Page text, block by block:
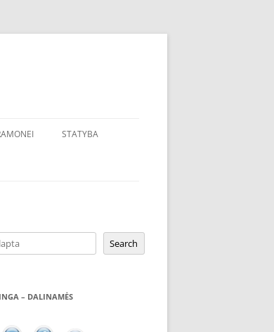
STATYBA
Search
– DALINAMĖS